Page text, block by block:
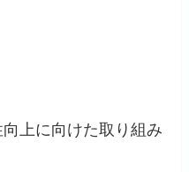
上に向けた取り組み